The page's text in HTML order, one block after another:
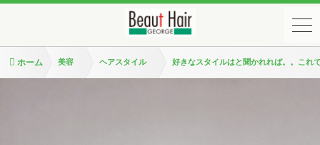
ホーム 美容 ヘアスタイル 好きなスタイルはと聞かれれば。。これ